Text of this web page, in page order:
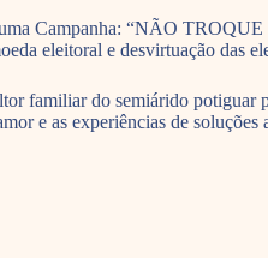
Campanha: “NÃO
eleitoral e desvirtuação das
familiar do semiárido potiguar
e as experiências de